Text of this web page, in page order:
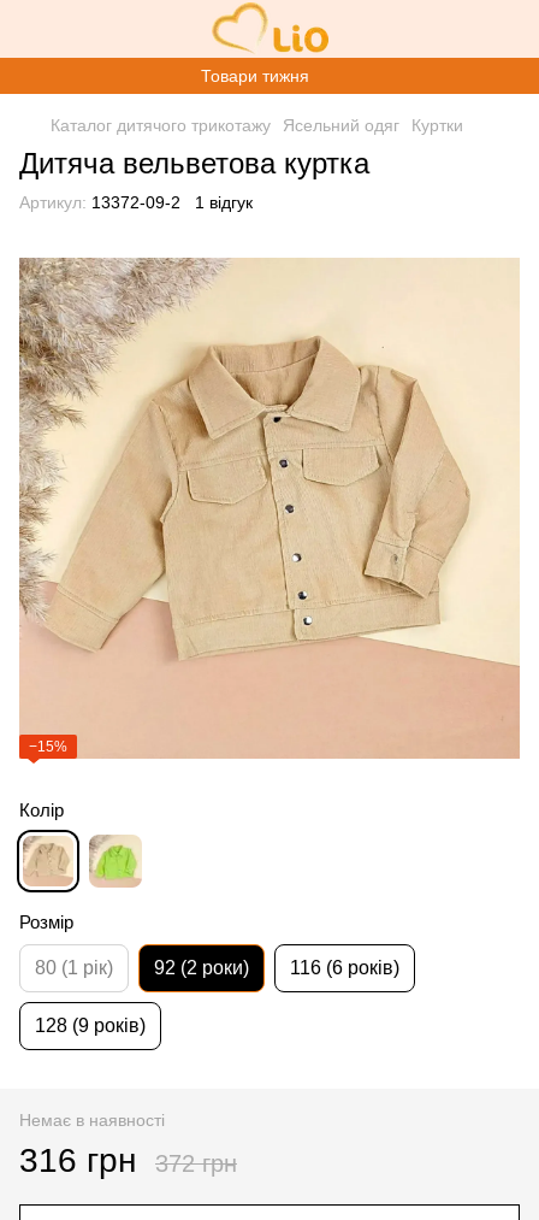
Товари тижня
Каталог дитячого трикотажу Ясельний одяг Куртки
Дитяча вельветова куртка
Артикул: 13372-09-2 1 відгук
−15%
Колір
Розмір
80 (1 рік) 92 (2 роки) 116 (6 років)
128 (9 років)
Немає в наявності
316 грн 372 грн